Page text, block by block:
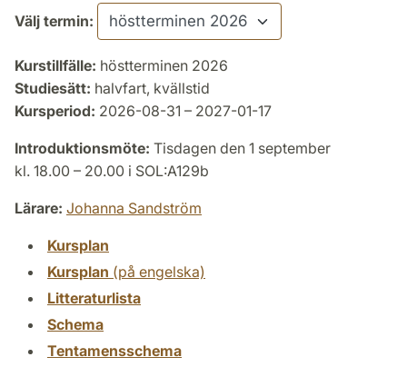
Välj termin:
Kurstillfälle: höstterminen 2026
Studiesätt: halvfart, kvällstid
Kursperiod: 2026-08-31 – 2027-01-17
Introduktionsmöte: Tisdagen den 1 september
kl. 18.00 – 20.00 i SOL:A129b
Lärare: Johanna Sandström
Kursplan
Kursplan (på engelska)
Litteraturlista
Schema
Tentamensschema